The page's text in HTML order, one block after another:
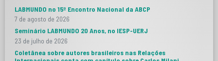
LABMUNDO no 15º Encontro Nacional da ABCP
7 de agosto de 2026
Seminário LABMUNDO 20 Anos, no IESP-UERJ
23 de julho de 2026
Coletânea sobre autores brasileiros nas Relações